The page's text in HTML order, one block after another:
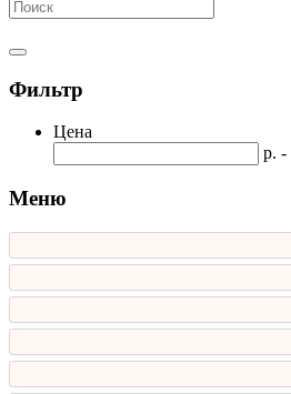
Фильтр
Цена
р. -
Меню